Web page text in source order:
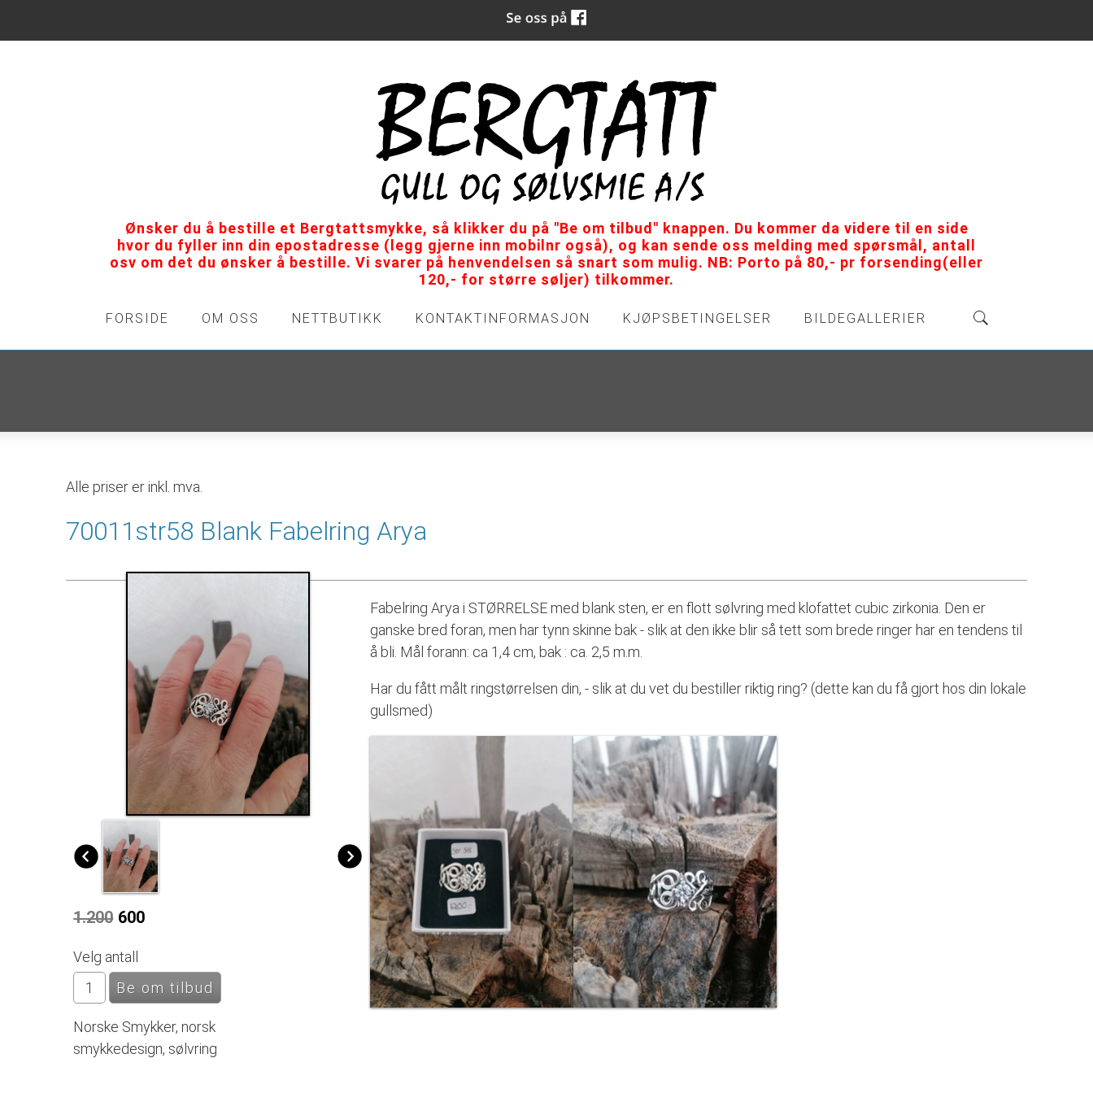
Ønsker du å bestille et Bergtattsmykke, så klikker du på "Be om tilbud" knappen. Du kommer da videre til en side
hvor du fyller inn din epostadresse (legg gjerne inn mobilnr også), og kan sende oss melding med spørsmål, antall
osv om det du ønsker å bestille. Vi svarer på henvendelsen så snart som mulig. NB: Porto på 80,- pr forsending(eller
120,- for større søljer) tilkommer.
FORSIDE OM OSS NETTBUTIKK KONTAKTINFORMASJON KJØPSBETINGELSER BILDEGALLERIER
Alle priser er inkl. mva.
70011str58 Blank Fabelring Arya
1.200 600
Velg antall
Norske Smykker, norsk
smykkedesign, sølvring
Fabelring Arya i STØRRELSE med blank sten, er en flott sølvring med klofattet cubic zirkonia. Den er
ganske bred foran, men har tynn skinne bak - slik at den ikke blir så tett som brede ringer har en tendens til
å bli. Mål forann: ca 1,4 cm, bak : ca. 2,5 m.m.
Har du fått målt ringstørrelsen din, - slik at du vet du bestiller riktig ring? (dette kan du få gjort hos din lokale
gullsmed)